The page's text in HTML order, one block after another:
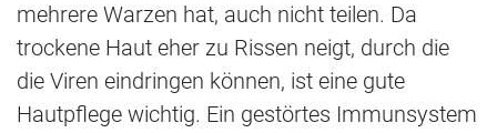
mehrere Warzen hat, auch nicht teilen. Da
trockene Haut eher zu Rissen neigt, durch die
die Viren eindringen können, ist eine gute
Hautpflege wichtig. Ein gestörtes Immunsystem